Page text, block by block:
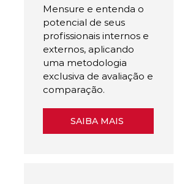
Mensure e entenda o
potencial de seus
profissionais internos e
externos, aplicando
uma metodologia
exclusiva de avaliação e
comparação.
SAIBA MAIS